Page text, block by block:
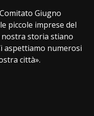
Giugno
piccole imprese del
storia stiano
aspettiamo numerosi
città».